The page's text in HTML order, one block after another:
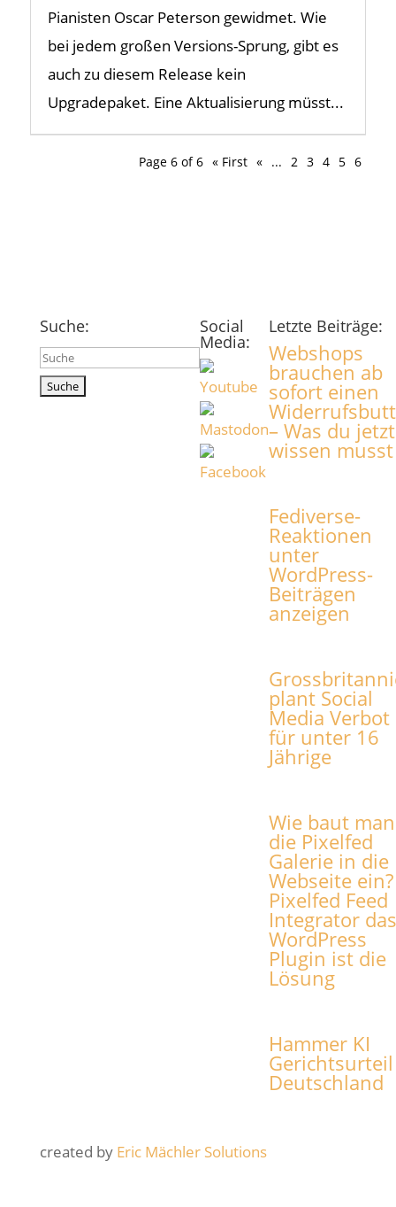
Pianisten Oscar Peterson gewidmet. Wie
bei jedem großen Versions-Sprung, gibt es
auch zu diesem Release kein
Upgradepaket. Eine Aktualisierung müsst...
Page 6 of 6 « First « ... 2 3 4 5 6
Suche:
Suchen
nach:
Social
Media:
Letzte Beiträge:
Webshops
brauchen ab
sofort einen
– Was du jetzt
wissen musst
Fediverse-
Reaktionen
unter
WordPress-
Beiträgen
anzeigen
plant Social
Media Verbot
für unter 16
Jährige
Wie baut man
die Pixelfed
Galerie in die
Webseite ein?
Pixelfed Feed
Integrator das
WordPress
Plugin ist die
Lösung
Hammer KI
Deutschland
created by Eric Mächler Solutions